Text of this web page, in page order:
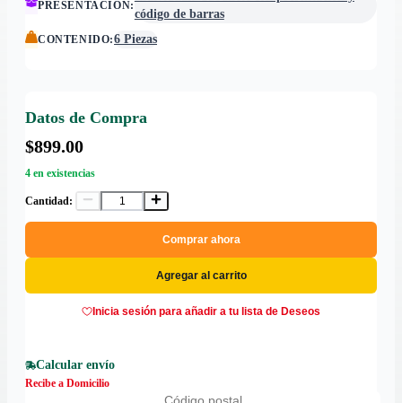
PRESENTACIÓN:
código de barras
CONTENIDO:6 Piezas
Datos de Compra
$899.00
4 en existencias
Cantidad:
Comprar ahora
Agregar al carrito
Inicia sesión para añadir a tu lista de Deseos
Calcular envío
Recibe a Domicilio